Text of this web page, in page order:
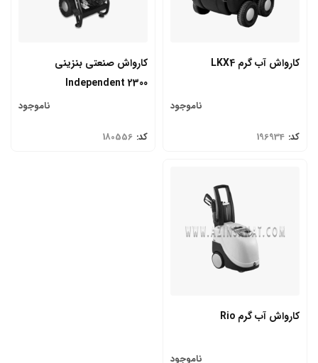
کارواش آب گرم LKX4
ناموجود
کد: 196934
کارواش صنعتی بنزینی
Independent 2300
ناموجود
کد: 180556
کارواش آب گرم Rio
ناموجود